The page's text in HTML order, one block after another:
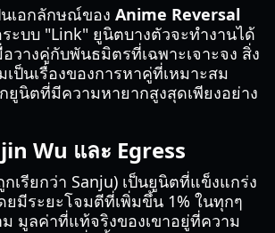
เอกลักษณ์ของ Anime Reversal
ะบบ "Link" ยูนิตบางตัวจะทำงานได้
วางคู่กับพันธมิตรที่เฉพาะเจาะจง สิ่ง
ป็นเรื่องของการหาคู่ที่เหมาะสม
ยูนิตที่มีความหายากสูงสุดเพียงอย่าง
Wu และ Egress
เรียกว่า Sanju) เป็นยูนิตที่แข็งแกร่ง
ยมีระยะโจมตีที่เพิ่มขึ้น 1% ในทุกๆ
ม มูลค่าที่แท้จริงของเขาอยู่ที่ความ